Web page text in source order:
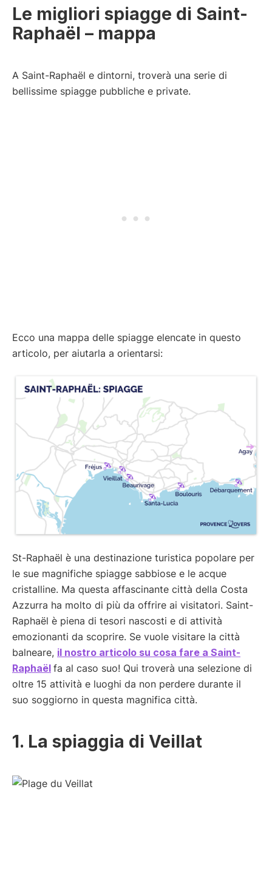
Le migliori spiagge di Saint-
Raphaël – mappa
A Saint-Raphaël e dintorni, troverà una serie di
bellissime spiagge pubbliche e private.
Ecco una mappa delle spiagge elencate in questo
articolo, per aiutarla a orientarsi:
St-Raphaël è una destinazione turistica popolare per
le sue magnifiche spiagge sabbiose e le acque
cristalline. Ma questa affascinante città della Costa
Azzurra ha molto di più da offrire ai visitatori. Saint-
Raphaël è piena di tesori nascosti e di attività
emozionanti da scoprire. Se vuole visitare la città
balneare, il nostro articolo su cosa fare a Saint-
Raphaël fa al caso suo! Qui troverà una selezione di
oltre 15 attività e luoghi da non perdere durante il
suo soggiorno in questa magnifica città.
1. La spiaggia di Veillat